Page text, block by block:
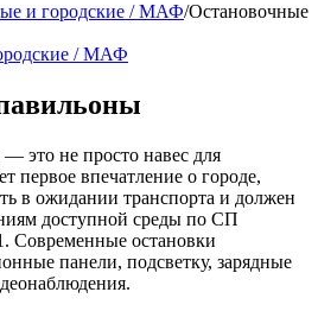
и городские / МАФ/Остановочные
/ МАФ
это не просто навес для
первое впечатление о городе,
в ожидании транспорта и должен
доступной среды по СП
Современные остановки
панели, подсветку, зарядные